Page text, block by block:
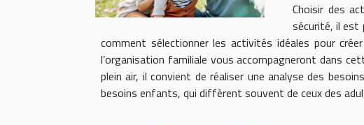
Choisir des
sécurité, il est
comment sélectionner les activités idéales pour
l’organisation familiale vous accompagneront dans
plein air, il convient de réaliser une analyse des
besoins enfants, qui diffèrent souvent de ceux des